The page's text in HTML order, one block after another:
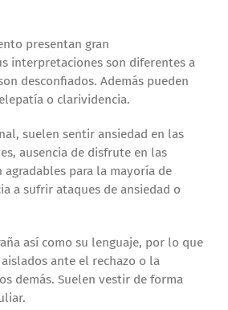
presentan gran
interpretaciones son diferentes a
desconfiados. Además pueden
o clarividencia.
suelen sentir ansiedad en las
ausencia de disfrute en las
agradables para la mayoría de
a sufrir ataques de ansiedad o
así como su lenguaje, por lo que
ante el rechazo o la
demás. Suelen vestir de forma